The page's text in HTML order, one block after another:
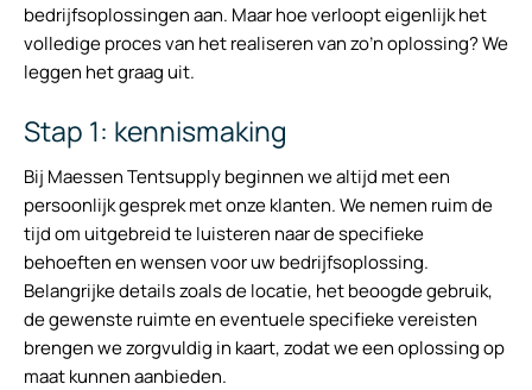
bedrijfsoplossingen aan. Maar hoe verloopt eigenlijk het
volledige proces van het realiseren van zo’n oplossing? We
leggen het graag uit.
Stap 1: kennismaking
Bij Maessen Tentsupply beginnen we altijd met een
persoonlijk gesprek met onze klanten. We nemen ruim de
tijd om uitgebreid te luisteren naar de specifieke
behoeften en wensen voor uw bedrijfsoplossing.
Belangrijke details zoals de locatie, het beoogde gebruik,
de gewenste ruimte en eventuele specifieke vereisten
brengen we zorgvuldig in kaart, zodat we een oplossing op
maat kunnen aanbieden.